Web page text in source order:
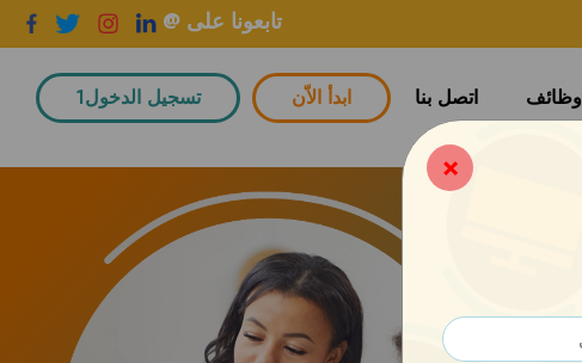
@ تابعونا على
تسجيل الدخول1 ابدأ الاّن اتصل بنا وظائف
×